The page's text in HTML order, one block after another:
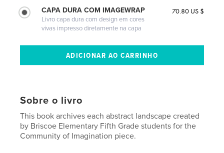
CAPA DURA COM IMAGEWRAP
Livro capa dura com design em cores
vivas impresso diretamente na capa
70.80 US $
Sobre o livro
This book archives each abstract landscape created
by Briscoe Elementary Fifth Grade students for the
Community of Imagination piece.